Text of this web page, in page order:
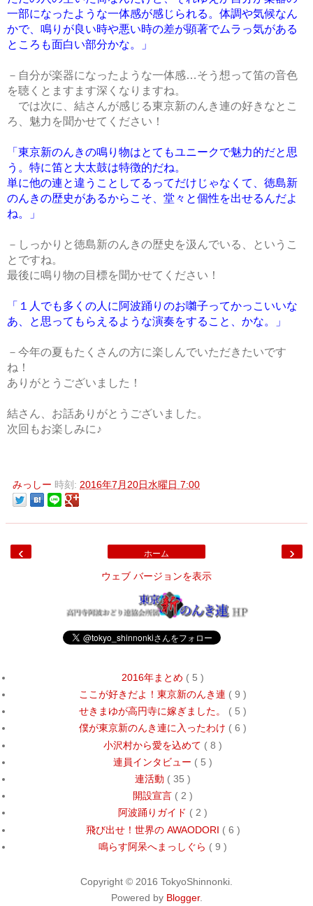
一部になったような一体感が感じられる。体調や気候なん
かで、鳴りが良い時や悪い時の差が顕著でムラっ気がある
ところも面白い部分かな。」
－自分が楽器になったような一体感…そう想って笛の音色
を聴くとますます深くなりますね。
では次に、結さんが感じる東京新のんき連の好きなとこ
ろ、魅力を聞かせてください！
「東京新のんきの鳴り物はとてもユニークで魅力的だと思
う。特に笛と大太鼓は特徴的だね。
単に他の連と違うことしてるってだけじゃなくて、徳島新
のんきの歴史があるからこそ、堂々と個性を出せるんだよ
ね。」
－しっかりと徳島新のんきの歴史を汲んでいる、というこ
とですね。
最後に鳴り物の目標を聞かせてください！
「１人でも多くの人に阿波踊りのお囃子ってかっこいいな
あ、と思ってもらえるような演奏をすること、かな。」
－今年の夏もたくさんの方に楽しんでいただきたいです
ね！
ありがとうございました！
結さん、お話ありがとうございました。
次回もお楽しみに♪
みっしー 時刻: 2016年7月20日水曜日 7:00
‹ ›
ホーム
ウェブ バージョンを表示
2016年まとめ ( 5 )
ここが好きだよ！東京新のんき連 ( 9 )
せきまゆが高円寺に嫁ぎました。 ( 5 )
僕が東京新のんき連に入ったわけ ( 6 )
小沢村から愛を込めて ( 8 )
連員インタビュー ( 5 )
連活動 ( 35 )
開設宣言 ( 2 )
阿波踊りガイド ( 2 )
飛び出せ！世界の AWAODORI ( 6 )
鳴らす阿呆へまっしぐら ( 9 )
Copyright © 2016 TokyoShinnonki.
Powered by Blogger.